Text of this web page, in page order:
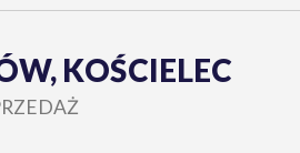
KOŚCIELEC